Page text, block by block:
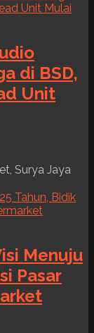
di BSD,
Unit
Surya Jaya
Menuju
Pasar